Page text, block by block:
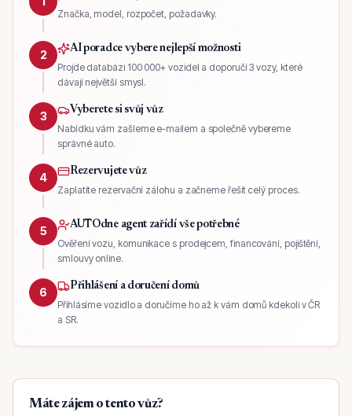
Značka, model, rozpočet, požadavky.
2 AI poradce vybere nejlepší možnosti
Projde databázi 100 000+ vozidel a doporučí 3 vozy, které
dávají největší smysl.
3 Vyberete si svůj vůz
Nabídku vám zašleme e-mailem a společně vybereme
správné auto.
4 Rezervujete vůz
Zaplatíte rezervační zálohu a začneme řešit celý proces.
5 AUTOdne agent zařídí vše potřebné
Ověření vozu, komunikace s prodejcem, financování, pojištění,
smlouvy online.
6 Přihlášení a doručení domů
Přihlásíme vozidlo a doručíme ho až k vám domů kdekoli v ČR
a SR.
Máte zájem o tento vůz?